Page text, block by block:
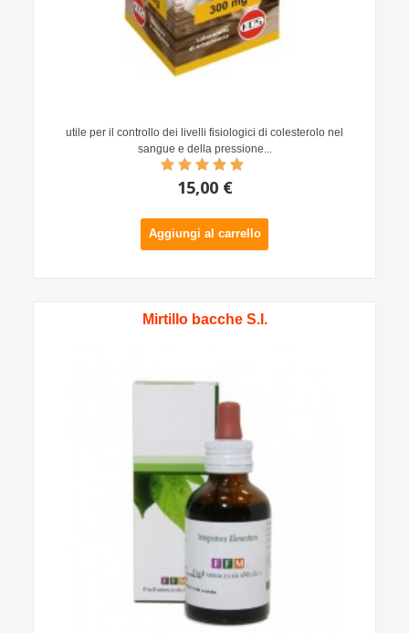
utile per il controllo dei livelli fisiologici di colesterolo nel
sangue e della pressione...
15,00 €
Aggiungi al carrello
Mirtillo bacche S.I.